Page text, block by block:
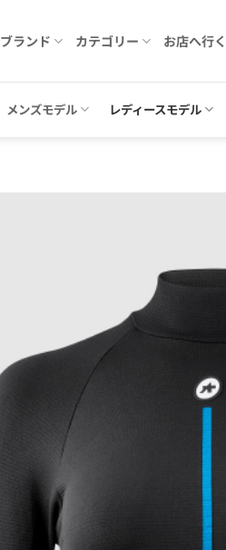
ブランド カテゴリー お店へ行く
メンズモデル レディースモデル